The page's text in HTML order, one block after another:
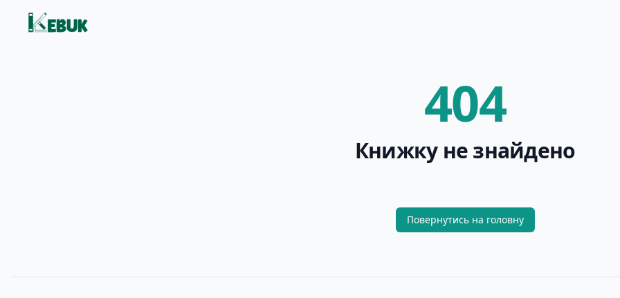
404
Книжку не знайдено
Повернутись на головну